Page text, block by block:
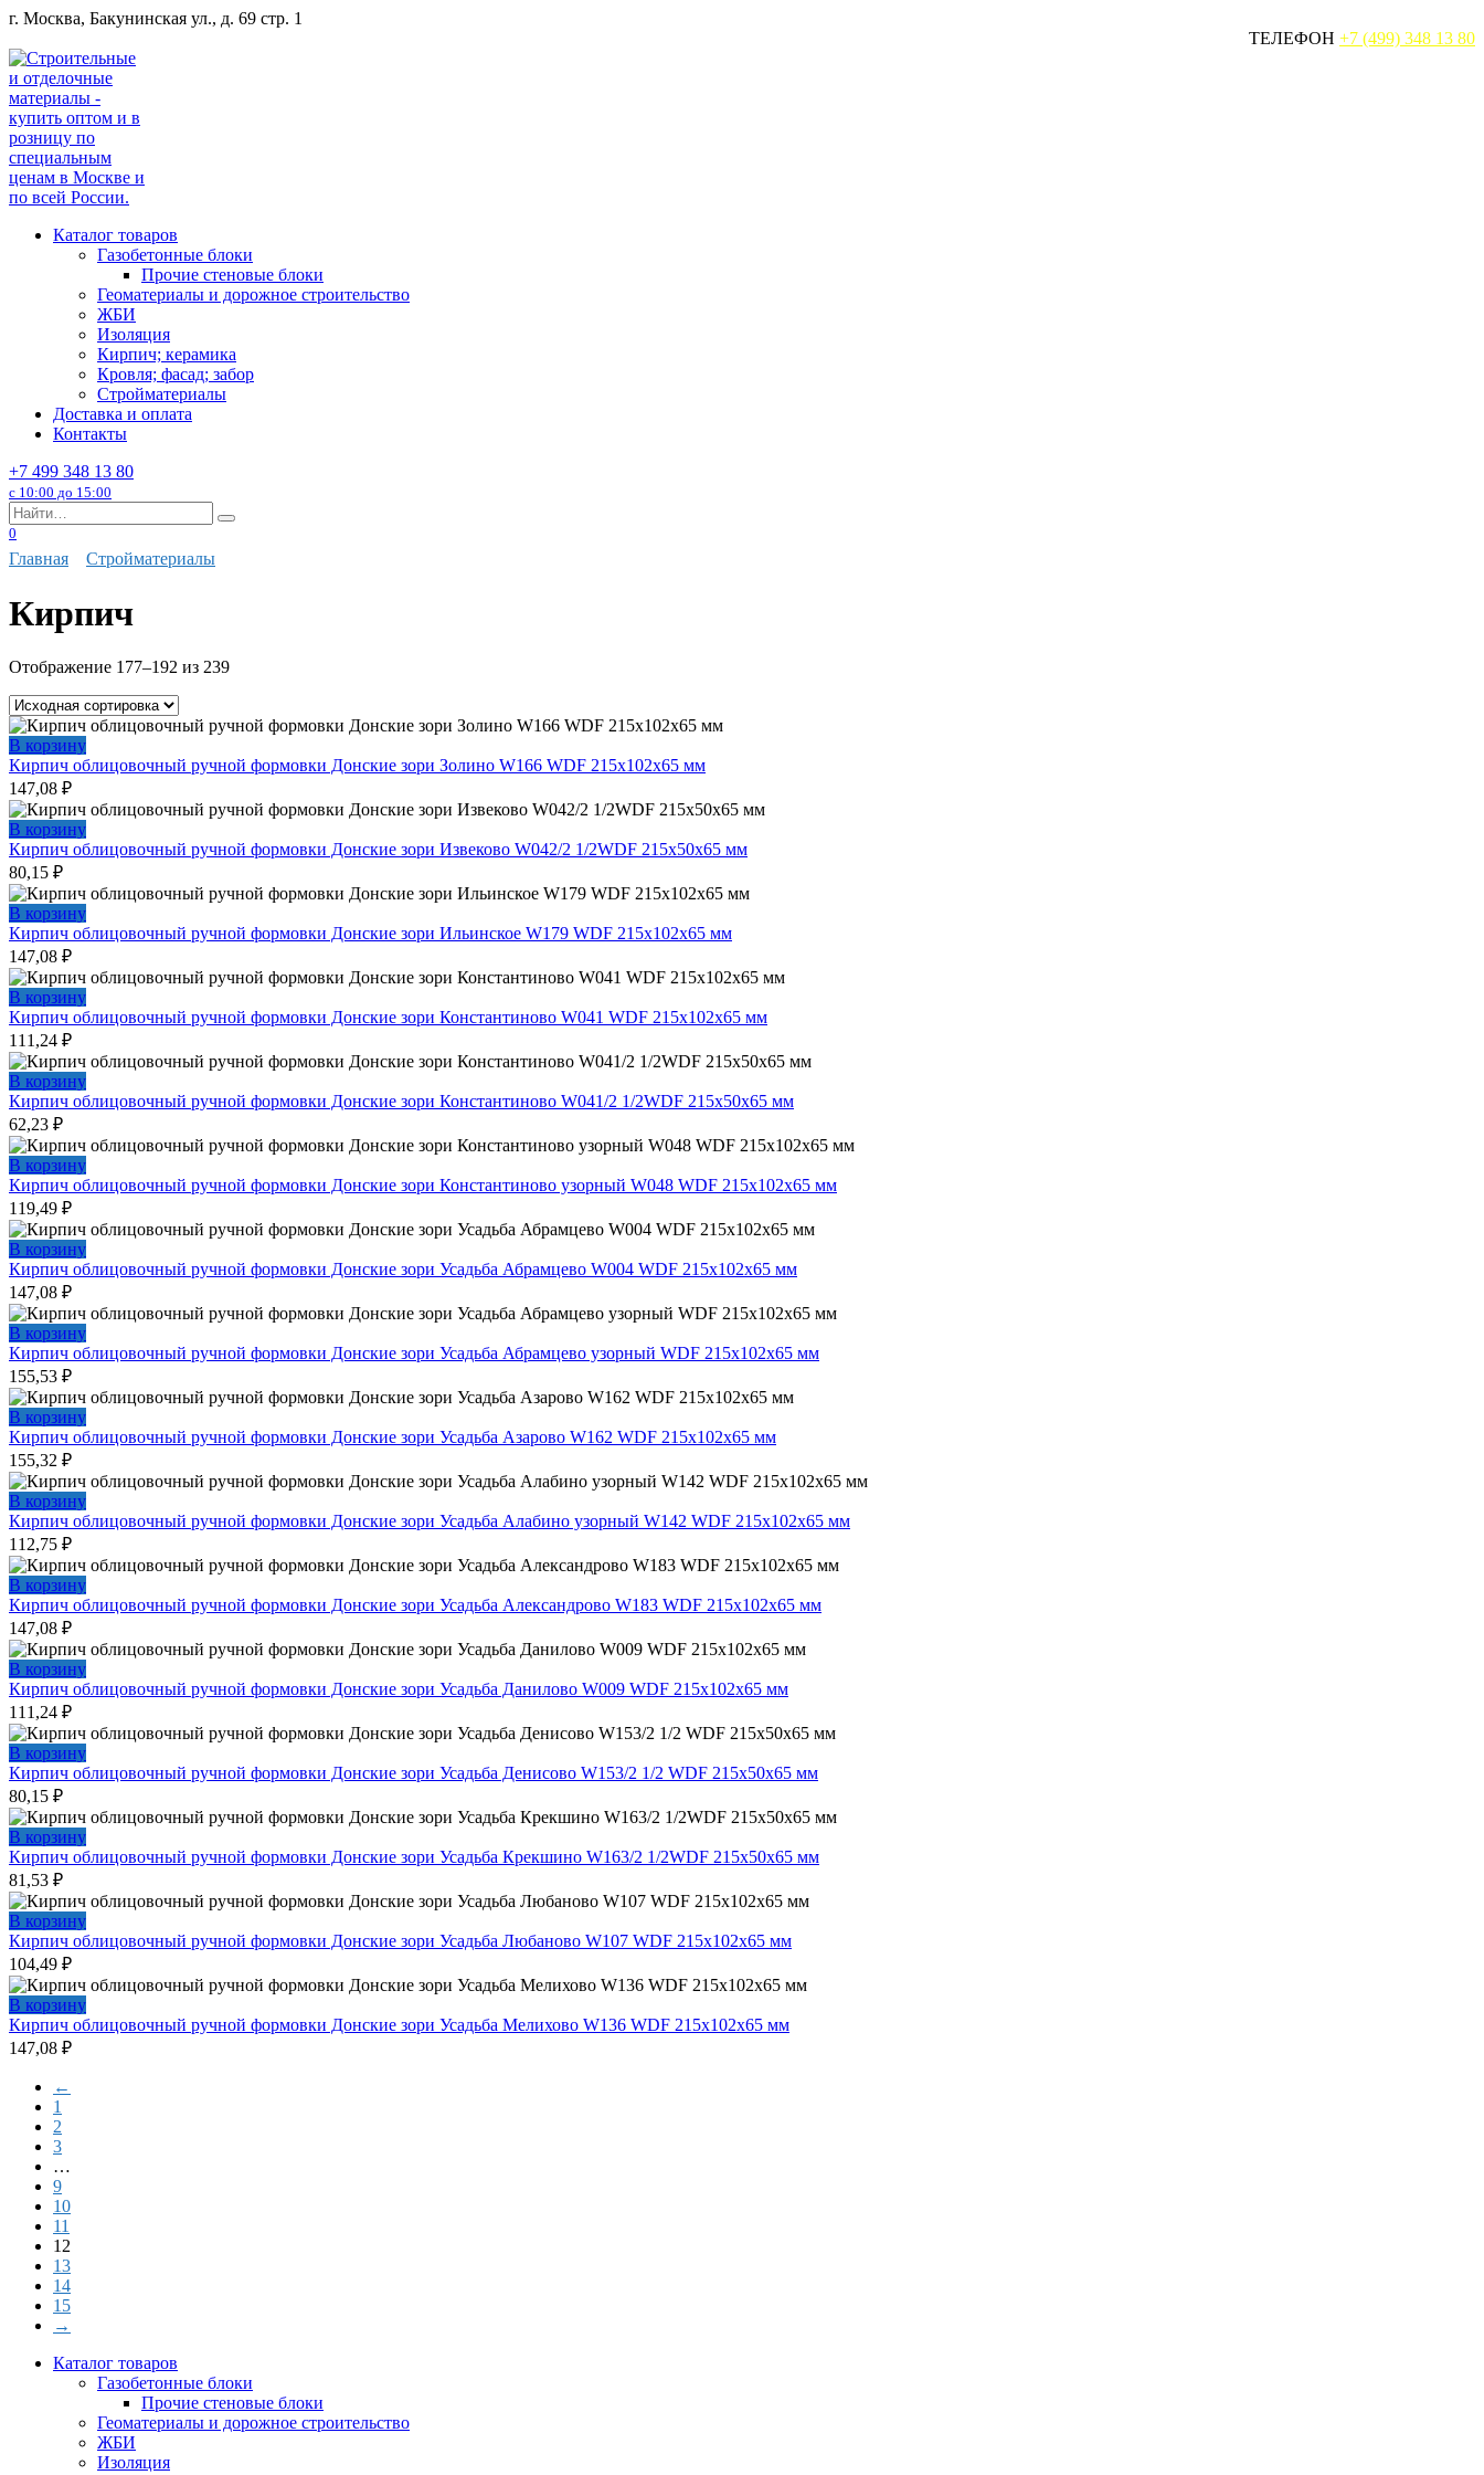
Перейти
содержанию
г. Москва, Бакунинская ул., д. 69 стр. 1
ТЕЛЕФОН +7 (499) 348 13 80
Каталог товаров
Газобетонные блоки
Прочие стеновые блоки
Геоматериалы и дорожное строительство
ЖБИ
Изоляция
Кирпич; керамика
Кровля; фасад; забор
Стройматериалы
Доставка и оплата
Контакты
+7 499 348 13 80
с 10:00 до 15:00
Search
for:
0
Главная Стройматериалы
Кирпич
Отображение 177–192 из 239
В корзину
Кирпич облицовочный ручной формовки Донские зори Золино W166 WDF 215х102х65 мм
147,08 ₽
В корзину
Кирпич облицовочный ручной формовки Донские зори Извеково W042/2 1/2WDF 215х50х65 мм
80,15 ₽
В корзину
Кирпич облицовочный ручной формовки Донские зори Ильинское W179 WDF 215х102х65 мм
147,08 ₽
В корзину
Кирпич облицовочный ручной формовки Донские зори Константиново W041 WDF 215х102х65 мм
111,24 ₽
В корзину
Кирпич облицовочный ручной формовки Донские зори Константиново W041/2 1/2WDF 215х50х65 мм
62,23 ₽
В корзину
Кирпич облицовочный ручной формовки Донские зори Константиново узорный W048 WDF 215х102х65 мм
119,49 ₽
В корзину
Кирпич облицовочный ручной формовки Донские зори Усадьба Абрамцево W004 WDF 215х102х65 мм
147,08 ₽
В корзину
Кирпич облицовочный ручной формовки Донские зори Усадьба Абрамцево узорный WDF 215х102х65 мм
155,53 ₽
В корзину
Кирпич облицовочный ручной формовки Донские зори Усадьба Азарово W162 WDF 215х102х65 мм
155,32 ₽
В корзину
Кирпич облицовочный ручной формовки Донские зори Усадьба Алабино узорный W142 WDF 215х102х65 мм
112,75 ₽
В корзину
Кирпич облицовочный ручной формовки Донские зори Усадьба Александрово W183 WDF 215х102х65 мм
147,08 ₽
В корзину
Кирпич облицовочный ручной формовки Донские зори Усадьба Данилово W009 WDF 215х102х65 мм
111,24 ₽
В корзину
Кирпич облицовочный ручной формовки Донские зори Усадьба Денисово W153/2 1/2 WDF 215х50х65 мм
80,15 ₽
В корзину
Кирпич облицовочный ручной формовки Донские зори Усадьба Крекшино W163/2 1/2WDF 215х50х65 мм
81,53 ₽
В корзину
Кирпич облицовочный ручной формовки Донские зори Усадьба Любаново W107 WDF 215х102х65 мм
104,49 ₽
В корзину
Кирпич облицовочный ручной формовки Донские зори Усадьба Мелихово W136 WDF 215х102х65 мм
147,08 ₽
←
1
2
3
…
9
10
11
12
13
14
15
→
Каталог товаров
Газобетонные блоки
Прочие стеновые блоки
Геоматериалы и дорожное строительство
ЖБИ
Изоляция